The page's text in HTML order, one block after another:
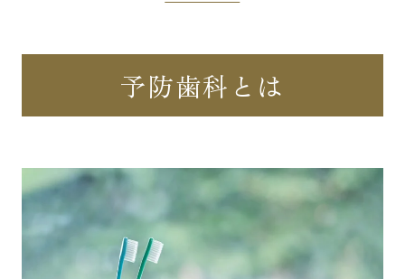
予防歯科とは